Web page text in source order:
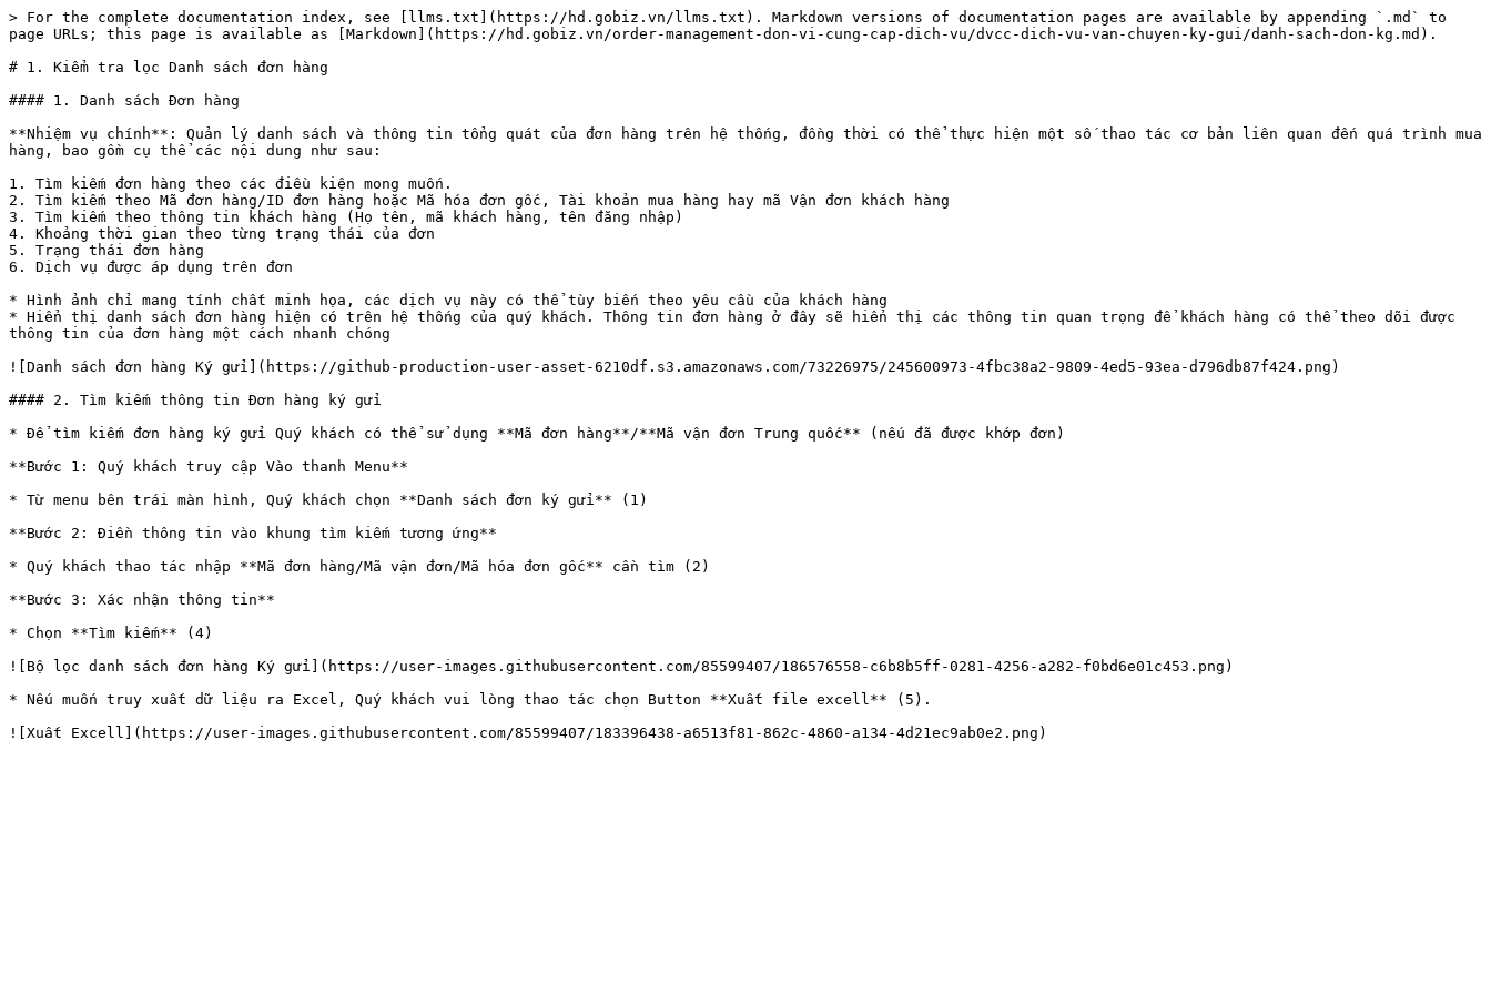
> For the complete documentation index, see [llms.txt](https://hd.gobiz.vn/llms.txt). Markdown versions of documentation pages are available by appending `.md` to
page URLs; this page is available as [Markdown](https://hd.gobiz.vn/order-management-don-vi-cung-cap-dich-vu/dvcc-dich-vu-van-chuyen-ky-gui/danh-sach-don-kg.md).
# 1. Kiểm tra lọc Danh sách đơn hàng
#### 1. Danh sách Đơn hàng
**Nhiệm vụ chính**: Quản lý danh sách và thông tin tổng quát của đơn hàng trên hệ thống, đồng thời có thể thực hiện một số thao tác cơ bản liên quan đến quá trình mua
hàng, bao gồm cụ thể các nội dung như sau:
1. Tìm kiếm đơn hàng theo các điều kiện mong muốn.
2. Tìm kiếm theo Mã đơn hàng/ID đơn hàng hoặc Mã hóa đơn gốc, Tài khoản mua hàng hay mã Vận đơn khách hàng
3. Tìm kiếm theo thông tin khách hàng (Họ tên, mã khách hàng, tên đăng nhập)
4. Khoảng thời gian theo từng trạng thái của đơn
5. Trạng thái đơn hàng
6. Dịch vụ được áp dụng trên đơn
* Hình ảnh chỉ mang tính chất minh họa, các dịch vụ này có thể tùy biến theo yêu cầu của khách hàng
* Hiển thị danh sách đơn hàng hiện có trên hệ thống của quý khách. Thông tin đơn hàng ở đây sẽ hiển thị các thông tin quan trọng để khách hàng có thể theo dõi được
thông tin của đơn hàng một cách nhanh chóng
![Danh sách đơn hàng Ký gửi](https://github-production-user-asset-6210df.s3.amazonaws.com/73226975/245600973-4fbc38a2-9809-4ed5-93ea-d796db87f424.png)
#### 2. Tìm kiếm thông tin Đơn hàng ký gửi
* Để tìm kiếm đơn hàng ký gửi Quý khách có thể sử dụng **Mã đơn hàng**/**Mã vận đơn Trung quốc** (nếu đã được khớp đơn)
**Bước 1: Quý khách truy cập Vào thanh Menu**
* Từ menu bên trái màn hình, Quý khách chọn **Danh sách đơn ký gửi** (1)
**Bước 2: Điền thông tin vào khung tìm kiếm tương ứng**
* Quý khách thao tác nhập **Mã đơn hàng/Mã vận đơn/Mã hóa đơn gốc** cần tìm (2)
**Bước 3: Xác nhận thông tin**
* Chọn **Tìm kiếm** (4)
![Bộ lọc danh sách đơn hàng Ký gửi](https://user-images.githubusercontent.com/85599407/186576558-c6b8b5ff-0281-4256-a282-f0bd6e01c453.png)
* Nếu muốn truy xuất dữ liệu ra Excel, Quý khách vui lòng thao tác chọn Button **Xuất file excell** (5).